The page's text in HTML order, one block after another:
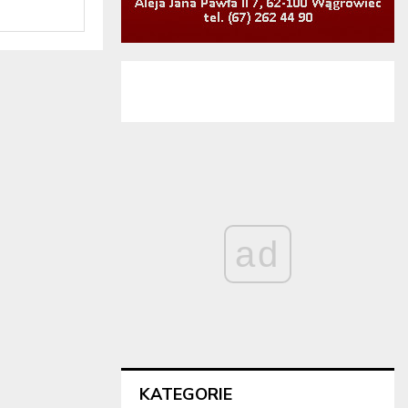
ad
KATEGORIE